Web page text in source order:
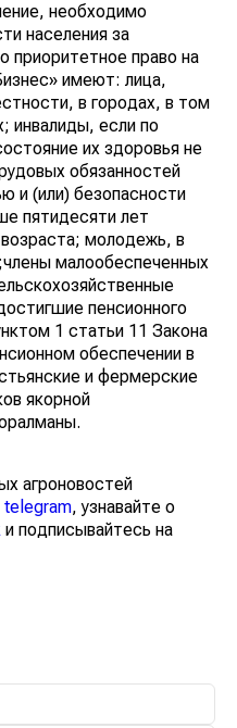
необходимо
населения за
приоритетное право на
имеют: лица,
в городах, в том
инвалиды, если по
их здоровья не
обязанностей
и (или) безопасности
пятидесяти лет
молодежь, в
малообеспеченных
пенсионного
1 статьи 11 Закона
обеспечении в
и фермерские
якорной
агроновостей
telegram, узнавайте о
и подписывайтесь на